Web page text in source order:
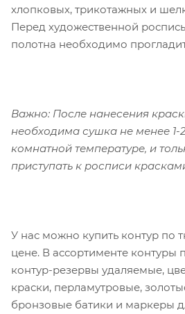
хлопковых, трикотажных и
Перед художественной
полотна необходимо
Важно: После нанесения
необходима сушка не менее 1-
комнатной температуре, и
приступать к росписи
У нас можно купить контур по
цене. В ассортименте контуры
контур-резервы удаляемые,
краски, перламутровые,
бронзовые батики и маркеры